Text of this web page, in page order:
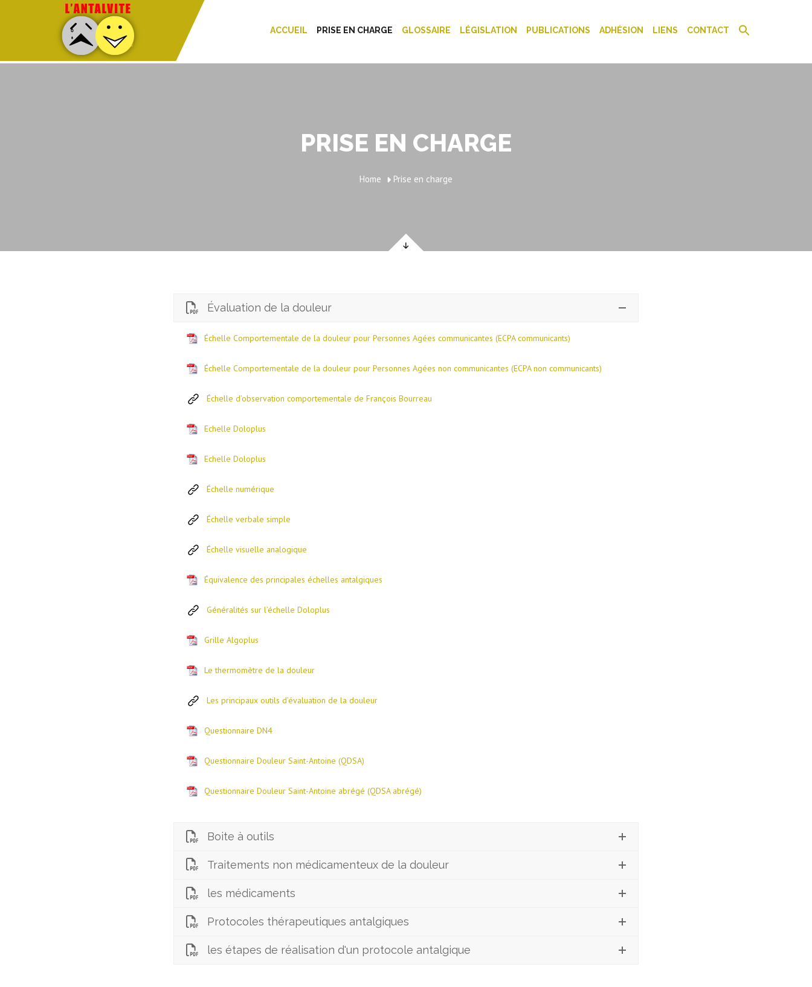
ACCUEIL PRISE EN CHARGE GLOSSAIRE LÉGISLATION PUBLICATIONS ADHÉSION LIENS CONTACT
PRISE EN CHARGE
Home Prise en charge
Évaluation de la douleur
Échelle Comportementale de la douleur pour Personnes Agées communicantes (ECPA communicants)
Échelle Comportementale de la douleur pour Personnes Agées non communicantes (ECPA non communicants)
Échelle d’observation comportementale de François Bourreau
Echelle Doloplus
Echelle Doloplus
Échelle numérique
Échelle verbale simple
Échelle visuelle analogique
Équivalence des principales échelles antalgiques
Généralités sur l’échelle Doloplus
Grille Algoplus
Le thermomètre de la douleur
Les principaux outils d’évaluation de la douleur
Questionnaire DN4
Questionnaire Douleur Saint-Antoine (QDSA)
Questionnaire Douleur Saint-Antoine abrégé (QDSA abrégé)
Boite à outils
Traitements non médicamenteux de la douleur
les médicaments
Protocoles thérapeutiques antalgiques
les étapes de réalisation d'un protocole antalgique